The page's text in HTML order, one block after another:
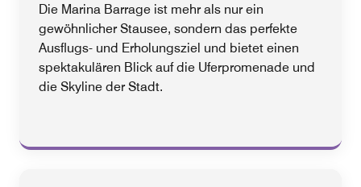
Die Marina Barrage ist mehr als nur ein
gewöhnlicher Stausee, sondern das perfekte
Ausflugs- und Erholungsziel und bietet einen
spektakulären Blick auf die Uferpromenade und
die Skyline der Stadt.